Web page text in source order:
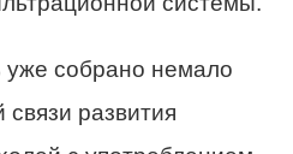
собрано немало
связи развития